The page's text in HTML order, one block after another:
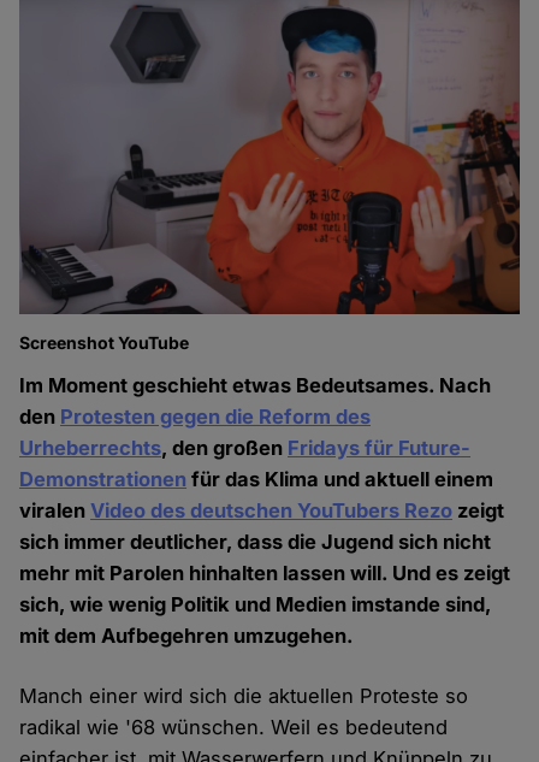
Screenshot YouTube
Im Moment geschieht etwas Bedeutsames. Nach
den Protesten gegen die Reform des
Urheberrechts, den großen Fridays für Future-
Demonstrationen für das Klima und aktuell einem
viralenVideo des deutschen YouTubers Rezo zeigt
sich immer deutlicher, dass die Jugend sich nicht
mehr mit Parolen hinhalten lassen will. Und es zeigt
sich, wie wenig Politik und Medien imstande sind,
mit dem Aufbegehren umzugehen.
Manch einer wird sich die aktuellen Proteste so
radikal wie '68 wünschen. Weil es bedeutend